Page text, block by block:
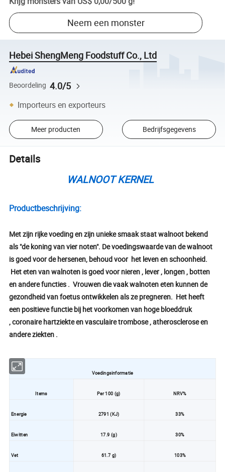
Neem een monster
Hebei ShengMeng Foodstuff Co., Ltd
Beoordeling 4.0/5
Importeurs en exporteurs
Meer producten Bedrijfsgegevens
Details
WALNOOT KERNEL
Productbeschrijving:
Met zijn rijke voeding en zijn unieke smaak staat walnoot bekend
als "de koning van vier noten". De voedingswaarde van de walnoot
is goed voor de hersenen, behoud voor het leven en schoonheid.
Het eten van walnoten is goed voor nieren , lever , longen , botten
en andere functies . Vrouwen die vaak walnoten eten kunnen de
gezondheid van foetus ontwikkelen als ze pregneren. Het heeft
een positieve functie bij het voorkomen van hoge bloeddruk
, coronaire hartziekte en vasculaire trombose , atherosclerose en
andere ziekten .
Voedingsinformatie
Items Per 100 (g) NRV%
Energie 2791 (KJ) 33%
Eiwitten 17.9 (g) 30%
Vet 61.7 g) 103%